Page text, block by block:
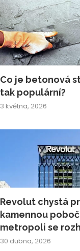
Co je betonová
tak populární?
3 května, 2026
Revolut chystá
kamennou
metropoli se
30 dubna, 2026